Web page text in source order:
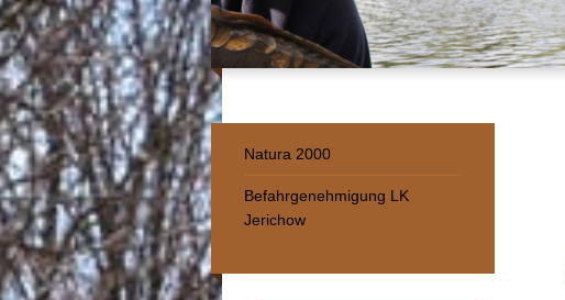
Natura 2000
Befahrgenehmigung LK
Jerichow